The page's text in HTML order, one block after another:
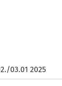
03.01 2025